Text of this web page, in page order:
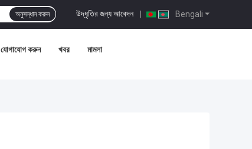
Bengali
উদ্ধৃতির জন্য আবেদন |
অনুসন্ধান করুন
যোগাযোগ করুন খবর মামলা